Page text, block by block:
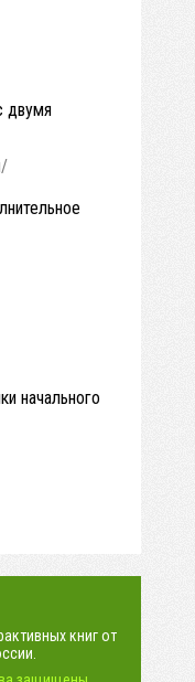
двумя
начального
книг от